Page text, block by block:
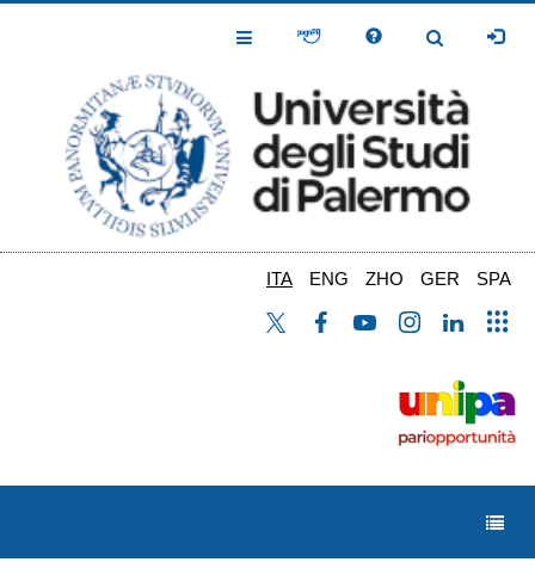
Toggle
Toggle
ITA ENG ZHO GER SPA